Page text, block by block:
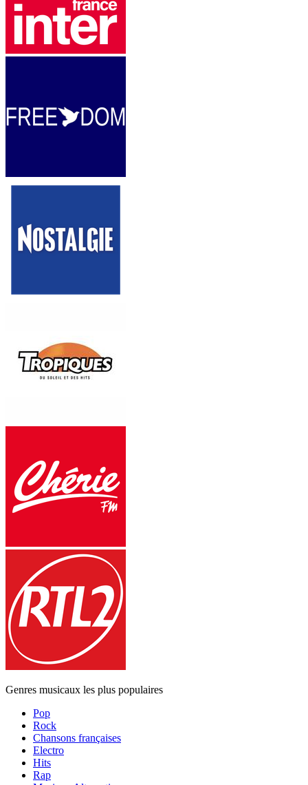
Genres musicaux les plus populaires
Pop
Rock
Chansons françaises
Electro
Hits
Rap